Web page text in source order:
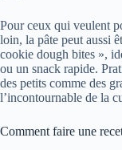
Pour ceux qui veulent
loin, la pâte peut aussi
cookie dough bites »,
ou un snack rapide.
des petits comme des
l’incontournable de la
Comment faire une